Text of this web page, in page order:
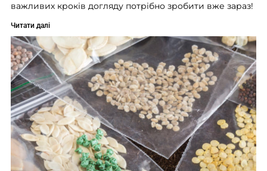
важливих кроків догляду потрібно зробити вже зараз!
Читати далі